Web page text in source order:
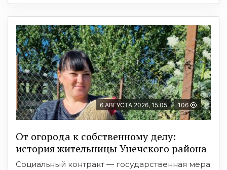
6 АВГУСТА 2026, 15:05 106
От огорода к собственному делу:
история жительницы Унечского района
Социальный контракт — государственная мера